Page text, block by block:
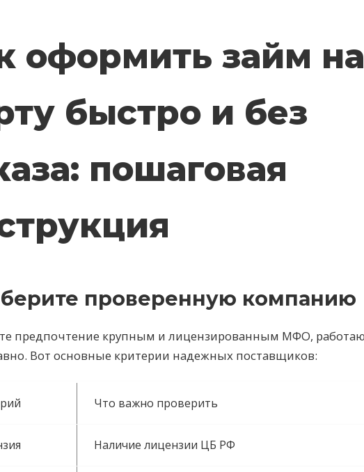
оформить займ на
быстро и без
пошаговая
проверенную компанию
предпочтение крупным и лицензированным МФО,
Вот основные критерии надежных поставщиков:
Что важно проверить
Наличие лицензии ЦБ РФ